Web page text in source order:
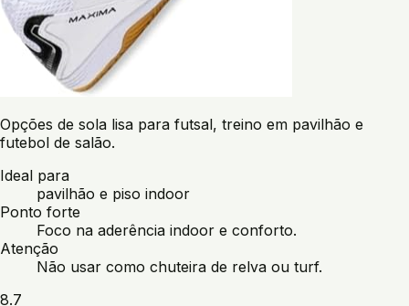
Opções de sola lisa para futsal, treino em pavilhão e
futebol de salão.
Ideal para
pavilhão e piso indoor
Ponto forte
Foco na aderência indoor e conforto.
Atenção
Não usar como chuteira de relva ou turf.
8.7